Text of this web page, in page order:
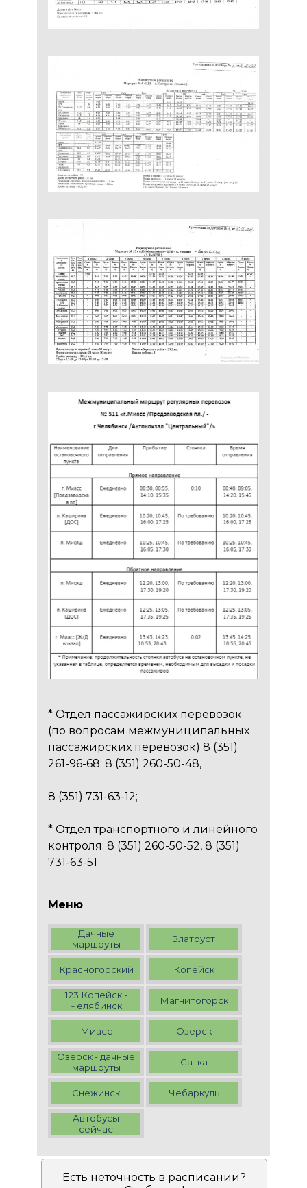
* Отдел пассажирских перевозок
(по вопросам межмуниципальных
пассажирских перевозок) 8 (351)
261-96-68; 8 (351) 260-50-48,
8 (351) 731-63-12;
* Отдел транспортного и линейного
контроля: 8 (351) 260-50-52, 8 (351)
731-63-51
Меню
Дачные
маршруты
Златоуст
Красногорский Копейск
123 Копейск -
Челябинск
Магнитогорск
Миасс Озерск
Озерск - дачные
маршруты
Сатка
Снежинск Чебаркуль
Автобусы
сейчас
Есть неточность в расписании?